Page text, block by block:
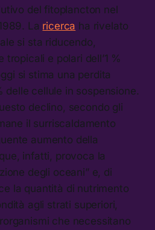
del fitoplancton nel
La ricerca ha rivelato
si sta riducendo,
e polari dell’1 %
si stima una perdita
delle cellule in sospensione.
declino, secondo gli
il surriscaldamento
aumento della
infatti, provoca la
degli oceani” e, di
la quantità di nutrimento
agli strati superiori,
che necessitano